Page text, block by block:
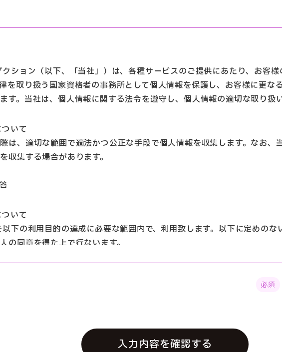
ション（以下、「当社」）は、各種サービスのご提供にあたり、お客
を取り扱う国家資格者の事務所として個人情報を保護し、お客様に更な
す。当社は、個人情報に関する法令を遵守し、個人情報の適切な取り扱
いて
は、適切な範囲で適法かつ公正な手段で個人情報を収集します。なお、
収集する場合があります。
いて
下の利用目的の達成に必要な範囲内で、利用致します。以下に定めの
の同意を得た上で行ないます。
メール・お問い合わせフォーム等による、当社に関するご依頼・ご相談に
入力内容を確認する